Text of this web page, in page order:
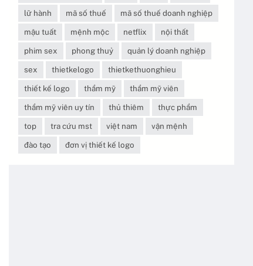
lữ hành
mã số thuế
mã số thuế doanh nghiệp
mậu tuất
mệnh mộc netflix
nội thất
phim sex
phong thuỷ
quản lý doanh nghiệp
sex
thietkelogo
thietkethuonghieu
thiết kế logo
thẩm mỹ
thẩm mỹ viên
thẩm mỹ viên uy tín
thủ thiêm
thực phẩm
top
tra cứu mst việt nam
vận mệnh
đào tạo
đơn vị thiết kế logo